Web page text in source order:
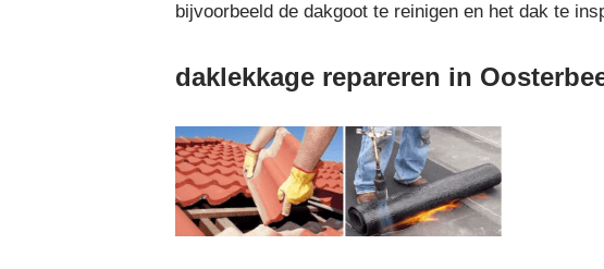
bijvoorbeeld de dakgoot te reinigen en het dak te
daklekkage repareren in